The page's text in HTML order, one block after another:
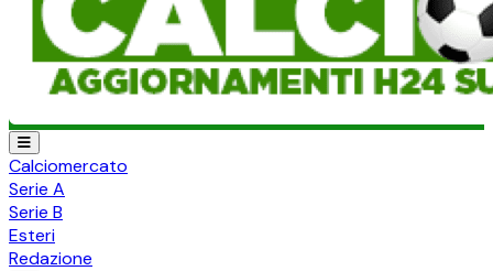
Calciomercato
Serie A
Serie B
Esteri
Redazione